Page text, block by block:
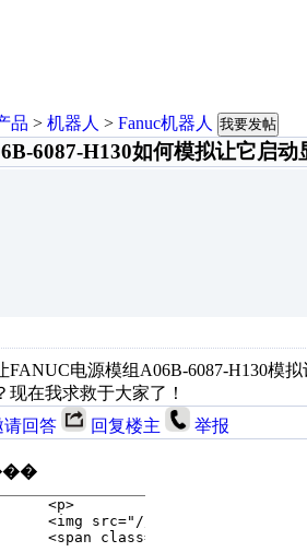
品 > 机器人 > Fanuc机器人 我要发帖
6087-H130如何模拟让它启动
FANUC电源模组A06B-6087-H130模
在我求救于大家了！
请回答 回复楼主 举报